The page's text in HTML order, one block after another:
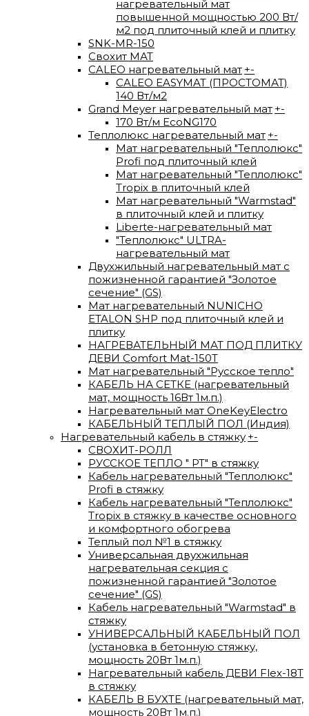
нагревательный мат
повышенной мощностью 200 Вт/
м2 под плиточный клей и плитку
SNK-MR-150
Свохит МАТ
CALEO нагревательный мат +-
CALEO EASYMAT (ПРОСТОМАТ)
140 Вт/м2
Grand Meyer нагревательный мат +-
170 Вт/м EcoNG170
Теплолюкс нагревательный мат +-
Мат нагревательный "Теплолюкс"
Profi под плиточный клей
Мат нагревательный "Теплолюкс"
Tropix в плиточный клей
Мат нагревательный "Warmstad"
в плиточный клей и плитку
Liberte-нагревательный мат
"Теплолюкс" ULTRA-
нагревательный мат
Двухжильный нагревательный мат с
пожизненной гарантией "Золотое
сечение" (GS)
Мат нагревательный NUNICHO
ETALON SHP под плиточный клей и
плитку
НАГРЕВАТЕЛЬНЫЙ МАТ ПОД ПЛИТКУ
ДЕВИ Comfort Mat-150T
Мат нагревательный "Русское тепло"
КАБЕЛЬ НА СЕТКЕ (нагревательный
мат, мощность 16Вт 1м.п.)
Нагревательный мат OneKeyElectro
КАБЕЛЬНЫЙ ТЕПЛЫЙ ПОЛ (Индия)
Нагревательный кабель в стяжку +-
СВОХИТ-РОЛЛ
РУССКОЕ ТЕПЛО " РТ" в стяжку
Кабель нагревательный "Теплолюкс"
Profi в стяжку
Кабель нагревательный "Теплолюкс"
Tropix в стяжку в качестве основного
и комфортного обогрева
Теплый пол №1 в стяжку
Универсальная двухжильная
нагревательная секция с
пожизненной гарантией "Золотое
сечение" (GS)
Кабель нагревательный "Warmstad" в
стяжку
УНИВЕРСАЛЬНЫЙ КАБЕЛЬНЫЙ ПОЛ
(установка в бетонную стяжку,
мощность 20Вт 1м.п.)
Нагревательный кабель ДЕВИ Flex-18T
в стяжку
КАБЕЛЬ В БУХТЕ (нагревательный мат,
мощность 20Вт 1м.п.)